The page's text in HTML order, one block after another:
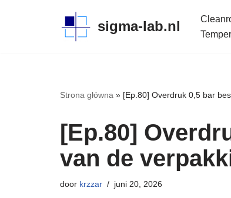
sigma-lab.nl
Strona główna » [Ep.80] Overdruk 0,5 bar
[Ep.80]
van de
door krzzar juni 20, 2026